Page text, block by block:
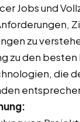
Jobs und
zu
zu den
die